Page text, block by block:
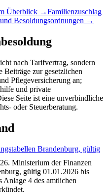
Überblick →Familienzuschlag
Besoldungsordnungen →
nach Tarifvertrag, sondern
Beiträge zur gesetzlichen
Pflegeversicherung an;
und private
Seite ist eine unverbindliche
oder Steuerberatung.
Brandenburg, gültig
. Ministerium der Finanzen
, gültig 01.01.2026 bis
4 des amtlichen